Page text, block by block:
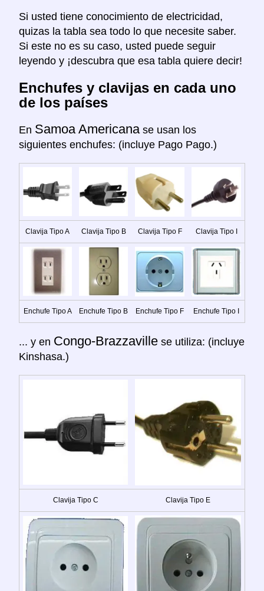
Si usted tiene conocimiento de electricidad,
quizas la tabla sea todo lo que necesite saber.
Si este no es su caso, usted puede seguir
leyendo y ¡descubra que esa tabla quiere decir!
Enchufes y clavijas en cada uno
de los países
En Samoa Americana se usan los
siguientes enchufes: (incluye Pago Pago.)
Clavija Tipo A Clavija Tipo B Clavija Tipo F Clavija Tipo I
Enchufe Tipo A Enchufe Tipo B Enchufe Tipo F Enchufe Tipo I
... y en Congo-Brazzaville se utiliza: (incluye
Kinshasa.)
Clavija Tipo C Clavija Tipo E